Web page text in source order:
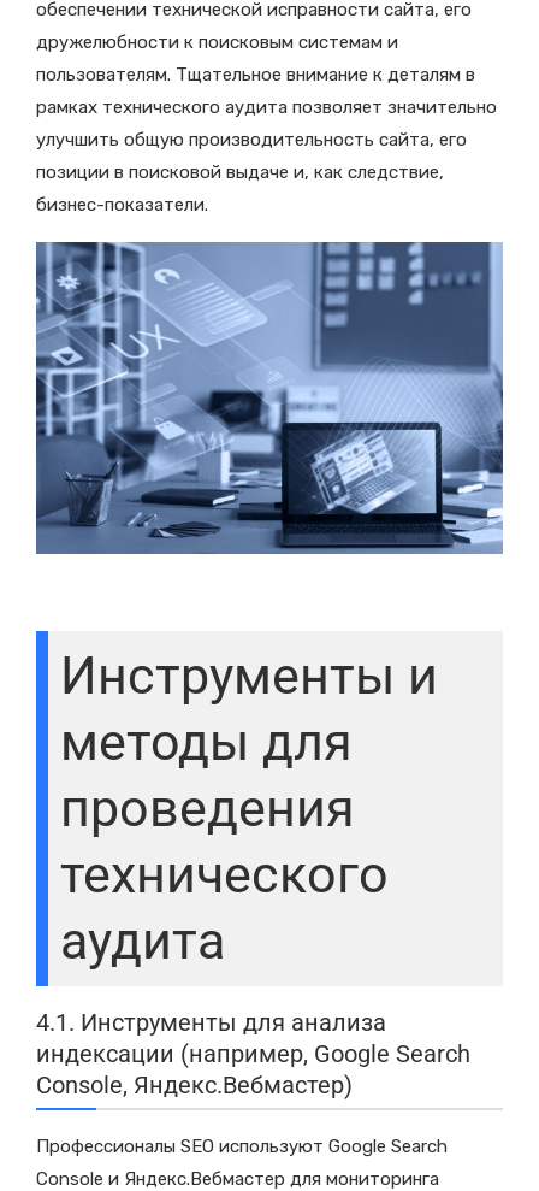
обеспечении технической исправности сайта, его
дружелюбности к поисковым системам и
пользователям. Тщательное внимание к деталям в
рамках технического аудита позволяет значительно
улучшить общую производительность сайта, его
позиции в поисковой выдаче и, как следствие,
бизнес-показатели.
Инструменты и
методы для
проведения
технического
аудита
4.1. Инструменты для анализа
индексации (например, Google Search
Console, Яндекс.Вебмастер)
Профессионалы SEO используют Google Search
Console и Яндекс.Вебмастер для мониторинга